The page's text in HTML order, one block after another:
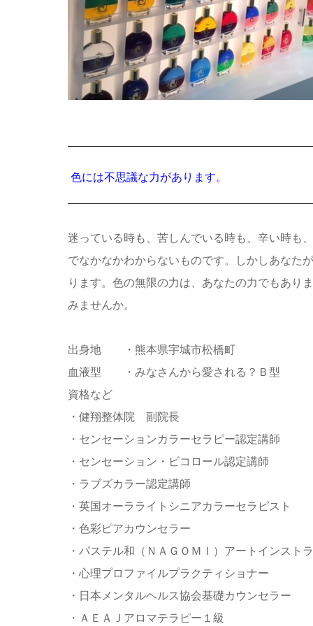
色には不思議な力があります。
迷っている時も、苦しんでいる時も、辛い時も
でなかなかわからないものです。しかしあなた
ります。色の無限の力は、あなたの力でもあり
みませんか。
出身地 ・熊本県宇城市松橋町
血液型 ・みなさんから愛される？Ｂ型
資格など
・健翔整体院 副院長
・センセーションカラーセラピー認定講師
・センセーション・ビコロール認定講師
・ラブズカラー認定講師
・英国オーラライトシニアカラーセラピスト
・色彩ピアカウンセラー
・パステル和（ＮＡＧＯＭＩ）アートインスト
・心理プロファイルプラクティショナー
・日本メンタルヘルス協会基礎カウンセラー
・ＡＥＡＪアロマテラピー１級